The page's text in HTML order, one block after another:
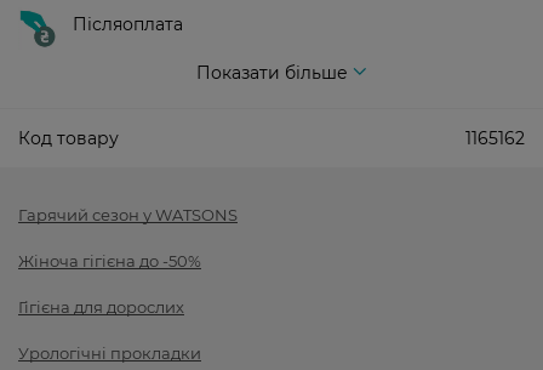
Післяоплата
Показати більше
Код товару 1165162
Гарячий сезон у WATSONS
Жіноча гігієна до -50%
Гігієна для дорослих
Урологічні прокладки